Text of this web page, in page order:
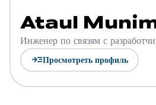
Ataul
Инженер по связям с
read_moreПросмотреть профиль